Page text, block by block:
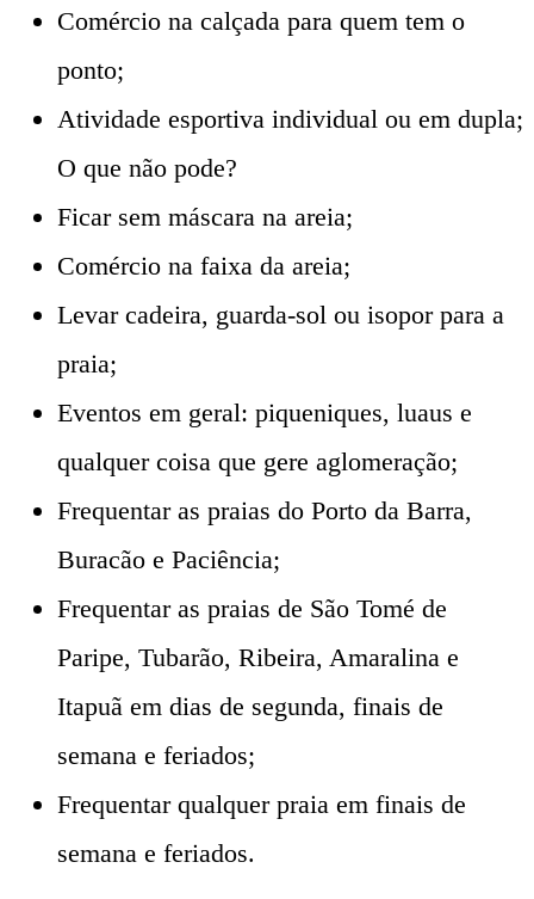
Comércio na calçada para quem tem o
ponto;
Atividade esportiva individual ou em dupla;
O que não pode?
Ficar sem máscara na areia;
Comércio na faixa da areia;
Levar cadeira, guarda-sol ou isopor para a
praia;
Eventos em geral: piqueniques, luaus e
qualquer coisa que gere aglomeração;
Frequentar as praias do Porto da Barra,
Buracão e Paciência;
Frequentar as praias de São Tomé de
Paripe, Tubarão, Ribeira, Amaralina e
Itapuã em dias de segunda, finais de
semana e feriados;
Frequentar qualquer praia em finais de
semana e feriados.